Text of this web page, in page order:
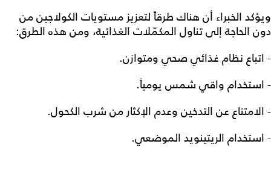
ويؤكد الخبراء أن هناك طرقاً لتعزيز مستويات الكولاجين من
دون الحاجة إلى تناول المكمّلات الغذائية، ومن هذه الطرق:
- اتباع نظام غذائي صحي ومتوازن.
- استخدام واقي شمس يومياً.
- الامتناع عن التدخين وعدم الإكثار من شرب الكحول.
- استخدام الريتينويد الموضعي.